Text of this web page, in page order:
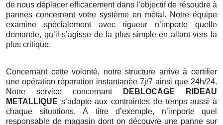
de nous déplacer efficacement dans l’objectif de résoudre à
pannes concernant votre système en métal. Notre équipe
examine spécialement avec rigueur n’importe quelle
demande, qu’il s’agisse de la plus simple en allant vers la
plus critique.
Concernant cette volonté, notre structure arrive à certifier
une opération réparation instantanée 7j/7 ainsi que 24h/24.
Notre service concernant
DEBLOCAGE RIDEAU
METALLIQUE s’adapte aux contraintes de temps aussi à
chaque situations. À titre d’exemple, n’importe quel
responsable de magasin dont on découvre une panne sur